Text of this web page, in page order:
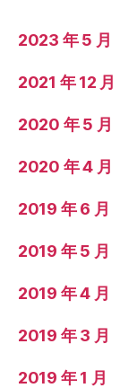
2023 年 5 月
2021 年 12 月
2020 年 5 月
2020 年 4 月
2019 年 6 月
2019 年 5 月
2019 年 4 月
2019 年 3 月
2019 年 1 月